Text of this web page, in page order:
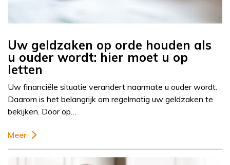
Uw geldzaken op orde houden als
u ouder wordt: hier moet u op
letten
Uw financiële situatie verandert naarmate u ouder wordt.
Daarom is het belangrijk om regelmatig uw geldzaken te
bekijken. Door op…
Meer